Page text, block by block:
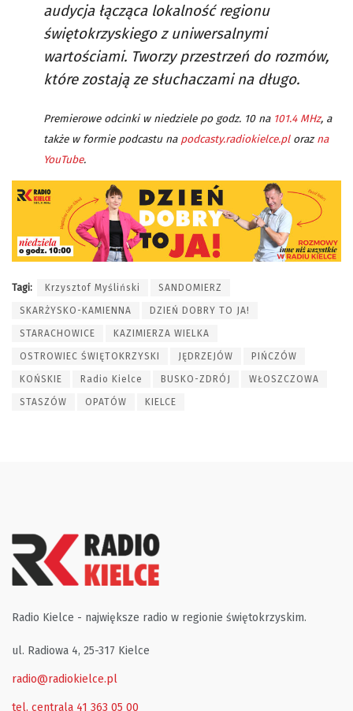
audycja łącząca lokalność regionu
świętokrzyskiego z uniwersalnymi
wartościami. Tworzy przestrzeń do rozmów,
które zostają ze słuchaczami na długo.
Premierowe odcinki w niedziele po godz. 10 na 101.4 MHz, a
także w formie podcastu na podcasty.radiokielce.ploraz na
YouTube.
Tagi: Krzysztof Myśliński SANDOMIERZ
SKARŻYSKO-KAMIENNA DZIEŃ DOBRY TO JA!
STARACHOWICE KAZIMIERZA WIELKA
OSTROWIEC ŚWIĘTOKRZYSKI JĘDRZEJÓW PIŃCZÓW
KOŃSKIE Radio Kielce BUSKO-ZDRÓJ WŁOSZCZOWA
STASZÓW OPATÓW KIELCE
Radio Kielce - największe radio w regionie świętokrzyskim.
ul. Radiowa 4, 25-317 Kielce
radio@radiokielce.pl
tel. centrala 41 363 05 00